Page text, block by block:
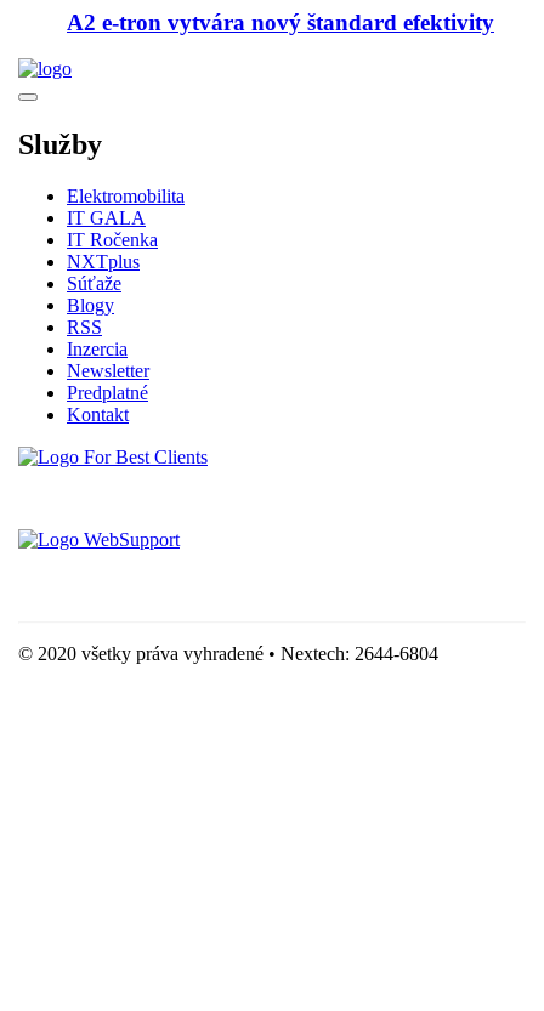
A2 e-tron vytvára nový štandard efektivity
Služby
Elektromobilita
IT GALA
IT Ročenka
NXTplus
Súťaže
Blogy
RSS
Inzercia
Newsletter
Predplatné
Kontakt
© 2020 všetky práva vyhradené • Nextech: 2644-6804